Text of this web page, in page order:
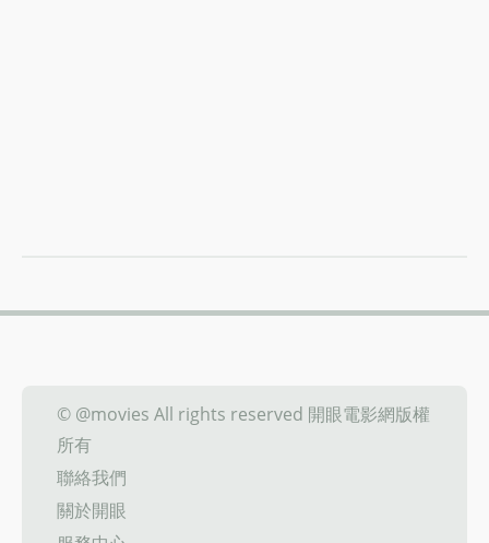
© @movies All rights reserved 開眼電影網版權
所有
聯絡我們
關於開眼